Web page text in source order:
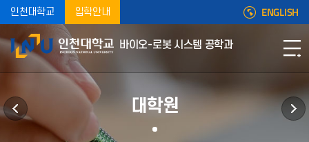
인천대학교 입학안내 ENGLISH
바이오-로봇 시스템 공학과
대학원